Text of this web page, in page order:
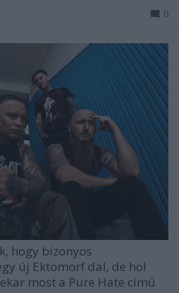
0
hogy bizonyos
új Ektomorf dal, de hol
most a Pure Hate című